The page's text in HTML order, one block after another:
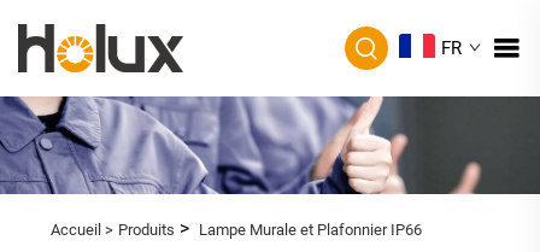
FR
Accueil > Produits > Lampe Murale et Plafonnier IP66